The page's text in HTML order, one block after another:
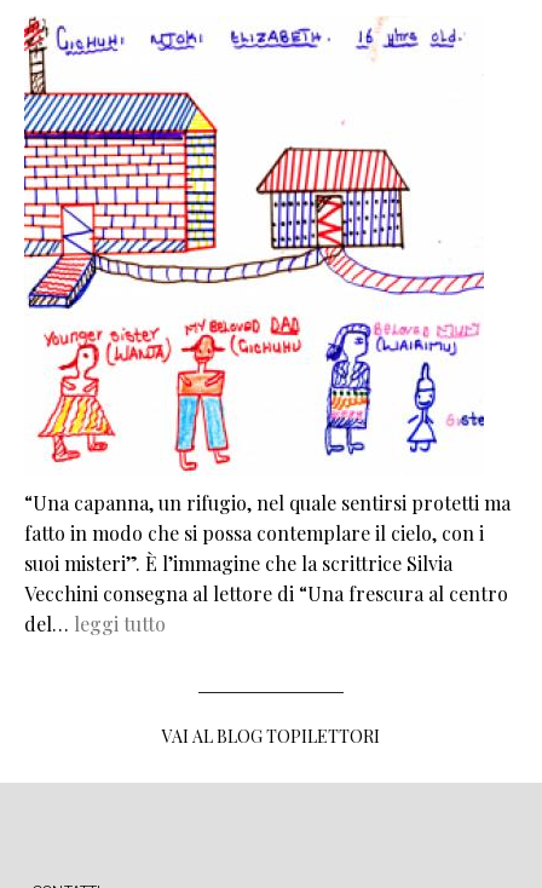
“Una capanna, un rifugio, nel quale sentirsi protetti ma
fatto in modo che si possa contemplare il cielo, con i
suoi misteri”. È l’immagine che la scrittrice Silvia
Vecchini consegna al lettore di “Una frescura al centro
del… leggi tutto
VAI AL BLOG TOPILETTORI
MENU FOOTER